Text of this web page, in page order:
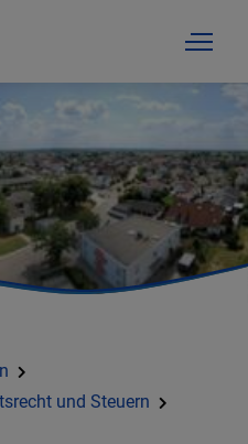
und Steuern